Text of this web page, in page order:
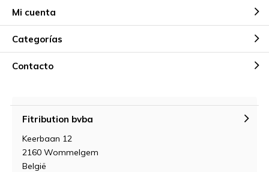
Mi cuenta
Categorías
Contacto
Fitribution bvba
Keerbaan 12
2160 Wommelgem
België